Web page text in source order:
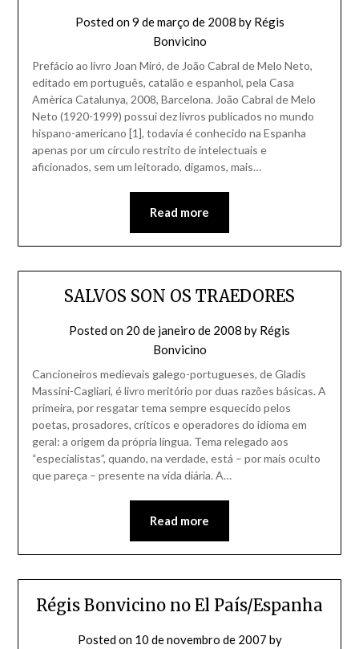
Posted on9 de março de 2008 by Régis
Bonvicino
Prefácio ao livro Joan Miró, de João Cabral de Melo Neto,
editado em português, catalão e espanhol, pela Casa
Amèrica Catalunya, 2008, Barcelona. João Cabral de Melo
Neto (1920-1999) possui dez livros publicados no mundo
hispano-americano [1], todavia é conhecido na Espanha
apenas por um círculo restrito de intelectuais e
aficionados, sem um leitorado, digamos, mais…
Read more
SALVOS SON OS TRAEDORES
Posted on 20 de janeiro de 2008 by Régis
Bonvicino
Cancioneiros medievais galego-portugueses, de Gladis
Massini-Cagliari, é livro meritório por duas razões básicas. A
primeira, por resgatar tema sempre esquecido pelos
poetas, prosadores, críticos e operadores do idioma em
geral: a origem da própria língua. Tema relegado aos
“especialistas”, quando, na verdade, está – por mais oculto
que pareça – presente na vida diária. A…
Read more
Régis Bonvicino no El País/Espanha
Posted on 10 de novembro de 2007 by